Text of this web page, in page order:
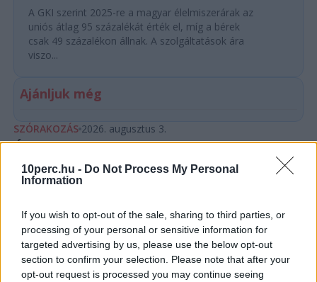
10perc.hu - Do Not Process My Personal
Information
If you wish to opt-out of the sale, sharing to third parties, or
processing of your personal or sensitive information for
targeted advertising by us, please use the below opt-out
section to confirm your selection. Please note that after your
opt-out request is processed you may continue seeing
A GKI szerint 2025-re a magyar élelmiszerárak az
uniós átlag 95 százalékát érték el, míg a bérek
csak 49 százalékon állnak. A szolgáltatások ára
viszo...
Ajánljuk még
SZÓRAKOZÁS 2026. augusztus 3.
Új néven és új arcokkal jelentkezik a TV2
híradója augusztustól